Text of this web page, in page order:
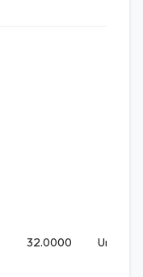
32.0000 Unidade